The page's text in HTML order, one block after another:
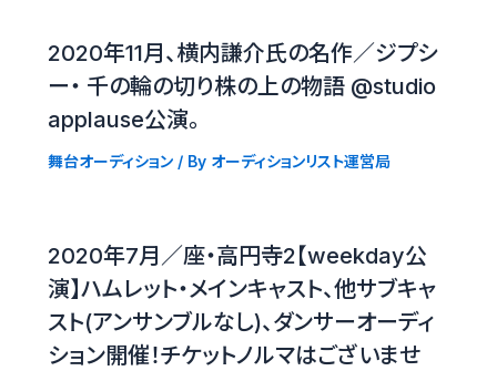
2020年11月、横内謙介氏の名作／ジプシ
ー・ 千の輪の切り株の上の物語 @studio
applause公演。
舞台オーディション/ By オーディションリスト運営局
2020年7月／座・高円寺2【weekday公
演】ハムレット・メインキャスト、他サブキャ
スト(アンサンブルなし)、ダンサーオーディ
ション開催！チケットノルマはございませ